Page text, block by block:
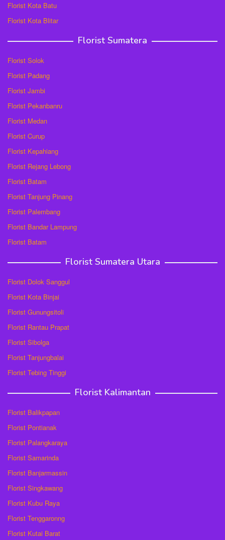
Florist Kota Batu
Florist Kota Blitar
Florist Sumatera
Florist Solok
Florist Padang
Florist Jambi
Florist Pekanbanru
Florist Medan
Florist Curup
Florist Kepahiang
Florist Rejang Lebong
Florist Batam
Florist Tanjung Pinang
Florist Palembang
Florist Bandar Lampung
Florist Batam
Florist Sumatera Utara
Florist Dolok Sanggul
Florist Kota Binjai
Florist Gunungsitoli
Florist Rantau Prapat
Florist Sibolga
Florist Tanjungbalai
Florist Tebing Tinggi
Florist Kalimantan
Florist Balikpapan
Florist Pontianak
Florist Palangkaraya
Florist Samarinda
Florist Banjarmassin
Florist Singkawang
Florist Kubu Raya
Florist Tenggaronng
Florist Kutai Barat